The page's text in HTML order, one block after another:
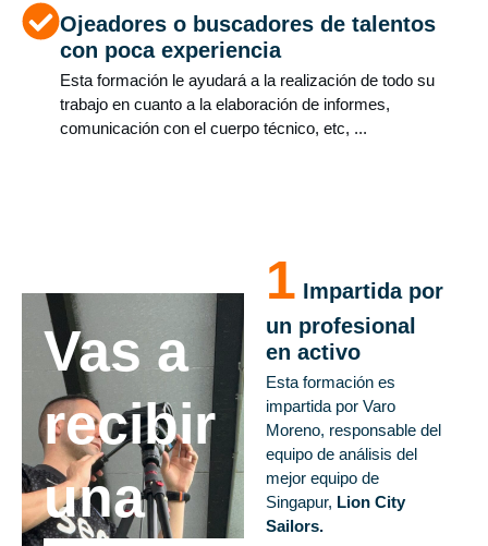
Ojeadores o buscadores de talentos
con poca experiencia
Esta formación le ayudará a la realización de todo su
trabajo en cuanto a la elaboración de informes,
comunicación con el cuerpo técnico, etc, ...
Vas a
recibir
una
1 Impartida por
un profesional
en activo
Esta formación es
impartida por Varo
Moreno, responsable del
equipo de análisis del
mejor equipo de
Singapur, Lion City
Sailors.